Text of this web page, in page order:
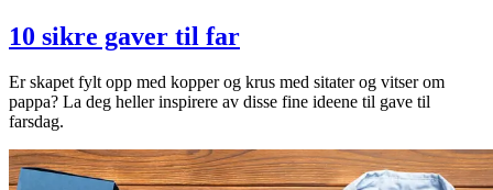
Finn frem
10 sikre gaver til far
Er skapet fylt opp med kopper og krus med sitater og vitser om
pappa? La deg heller inspirere av disse fine ideene til gave til
farsdag.